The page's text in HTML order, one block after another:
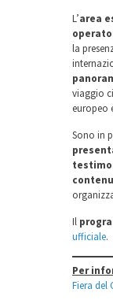
L’area
la
viaggio
europeo
Sono in
Il
ufficiale.
Per
Fiera del